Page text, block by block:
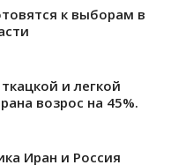
к выборам в
и легкой
возрос на 45%.
Иран и Россия